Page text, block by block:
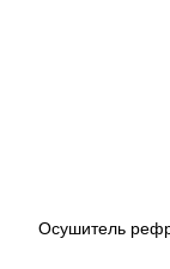
Осушитель